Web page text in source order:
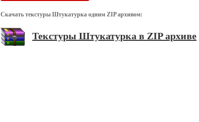
Скачать текстуры Штукатурка одним ZIP архивом:
Текстуры Штукатурка в ZIP архиве